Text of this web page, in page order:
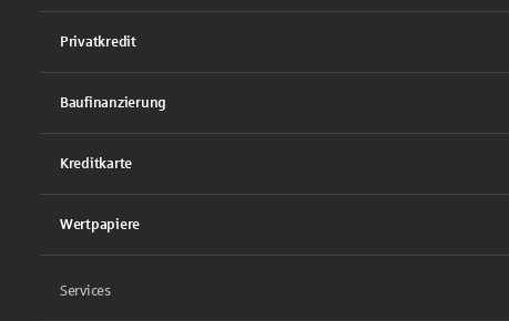
Privatkredit
Baufinanzierung
Kreditkarte
Wertpapiere
Services